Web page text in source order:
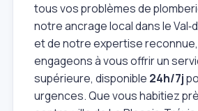
tous vos problèmes de
notre ancrage local dans le
et de notre expertise
engageons à vous offrir un
supérieure, disponible 24h/7j
urgences. Que vous habitiez